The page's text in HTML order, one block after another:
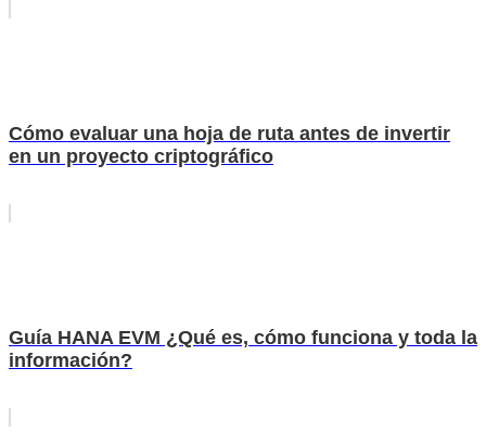
Cómo evaluar una hoja de ruta antes de invertir
en un proyecto criptográfico
Guía HANA EVM ¿Qué es, cómo funciona y toda la
información?